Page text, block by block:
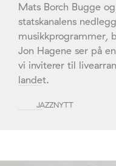
Mats Borch Bugge
statskanalens
musikkprogrammer,
Jon Hagene ser på
vi inviterer til
landet.
JAZZNYTT